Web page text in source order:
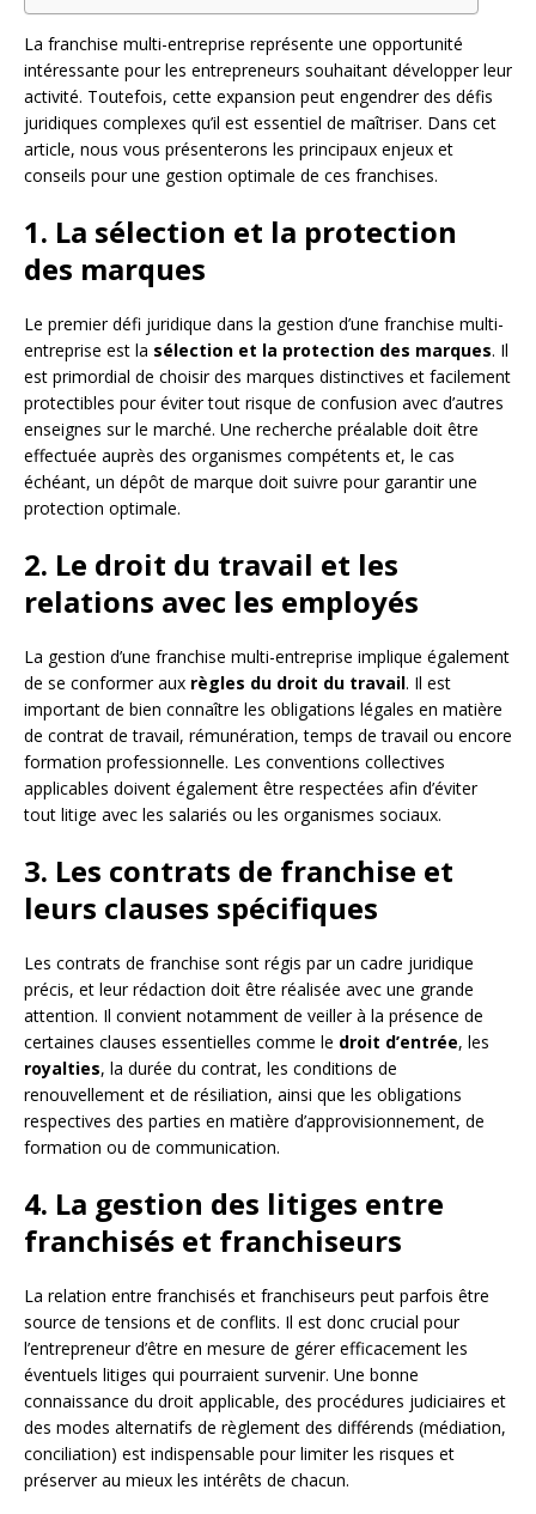
La franchise multi-entreprise représente une opportunité
intéressante pour les entrepreneurs souhaitant développer leur
activité. Toutefois, cette expansion peut engendrer des défis
juridiques complexes qu’il est essentiel de maîtriser. Dans cet
article, nous vous présenterons les principaux enjeux et
conseils pour une gestion optimale de ces franchises.
1. La sélection et la protection
des marques
Le premier défi juridique dans la gestion d’une franchise multi-
entreprise est la sélection et la protection des marques. Il
est primordial de choisir des marques distinctives et facilement
protectibles pour éviter tout risque de confusion avec d’autres
enseignes sur le marché. Une recherche préalable doit être
effectuée auprès des organismes compétents et, le cas
échéant, un dépôt de marque doit suivre pour garantir une
protection optimale.
2. Le droit du travail et les
relations avec les employés
La gestion d’une franchise multi-entreprise implique également
de se conformer aux règles du droit du travail. Il est
important de bien connaître les obligations légales en matière
de contrat de travail, rémunération, temps de travail ou encore
formation professionnelle. Les conventions collectives
applicables doivent également être respectées afin d’éviter
tout litige avec les salariés ou les organismes sociaux.
3. Les contrats de franchise et
leurs clauses spécifiques
Les contrats de franchise sont régis par un cadre juridique
précis, et leur rédaction doit être réalisée avec une grande
attention. Il convient notamment de veiller à la présence de
certaines clauses essentielles comme le droit d’entrée, les
royalties, la durée du contrat, les conditions de
renouvellement et de résiliation, ainsi que les obligations
respectives des parties en matière d’approvisionnement, de
formation ou de communication.
4. La gestion des litiges entre
franchisés et franchiseurs
La relation entre franchisés et franchiseurs peut parfois être
source de tensions et de conflits. Il est donc crucial pour
l’entrepreneur d’être en mesure de gérer efficacement les
éventuels litiges qui pourraient survenir. Une bonne
connaissance du droit applicable, des procédures judiciaires et
des modes alternatifs de règlement des différends (médiation,
conciliation) est indispensable pour limiter les risques et
préserver au mieux les intérêts de chacun.